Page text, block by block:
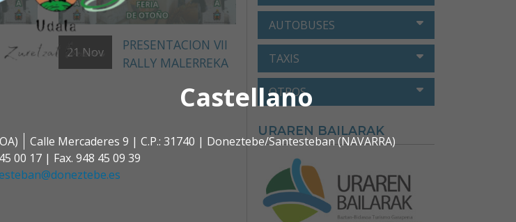
Castellano
Calle Mercaderes 9 | C.P.: 31740 | Doneztebe/Santesteban (NAVARRA)
00 17 | Fax. 948 45 09 39
21 Nov
PRESENTACION VII
RALLY MALERREKA
AUTOBUSES
TAXIS
OTROS
URAREN BAILARAK